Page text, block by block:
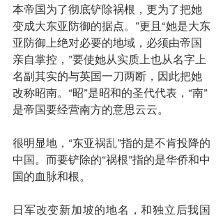
本帝国为了彻底铲除祸根，更为了把她
变成大东亚防御的据点。”更且“她是大东
亚防御上绝对必要的地域，必须由帝国
亲自掌控，”要使她从实质上也从名字上
名副其实的与英国一刀两断，因此把她
改称昭南。“昭”是昭和的圣代代表，“南”
是帝国要经营南方的意思云云。
很明显地，“东亚祸乱”指的是不肯投降的
中国。而要铲除的“祸根”指的是华侨和中
国的血脉和根。
日军改变新加坡的地名，和独立后我国